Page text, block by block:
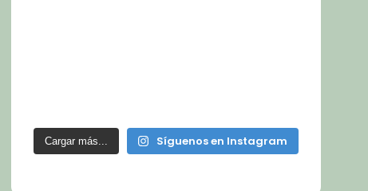
Cargar más... Síguenos en Instagram